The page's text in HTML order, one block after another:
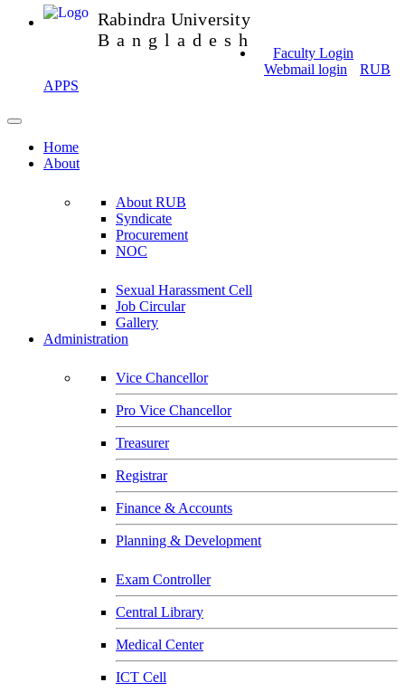
Rabindra University
Bangladesh
Faculty Login
Webmail login
RUB
APPS
Home
About
About RUB
Syndicate
Procurement
NOC
Sexual Harassment Cell
Job Circular
Gallery
Administration
Vice Chancellor
Pro Vice Chancellor
Treasurer
Registrar
Finance & Accounts
Planning & Development
Exam Controller
Central Library
Medical Center
ICT Cell